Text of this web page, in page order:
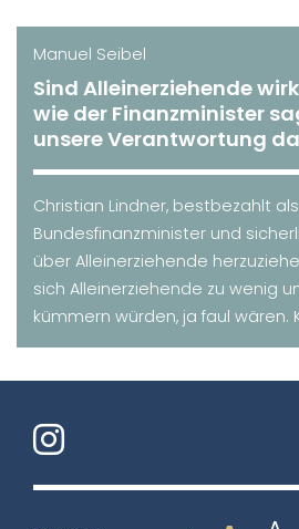
Manuel Seibel
Sind Alleinerziehende
wie der Finanzminister
unsere Verantwortung
Christian Lindner, bestbezahlt als
Bundesfinanzminister und
über Alleinerziehende
sich Alleinerziehende zu wenig
kümmern würden, ja faul wären.